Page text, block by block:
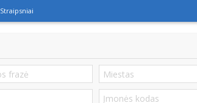
Straipsniai